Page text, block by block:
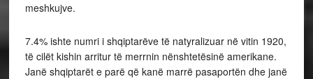
meshkujve.
7.4% ishte numri i shqiptarëve të natyralizuar në vitin 1920,
të cilët kishin arritur të merrnin nënshtetësinë amerikane.
Janë shqiptarët e parë që kanë marrë pasaportën dhe janë